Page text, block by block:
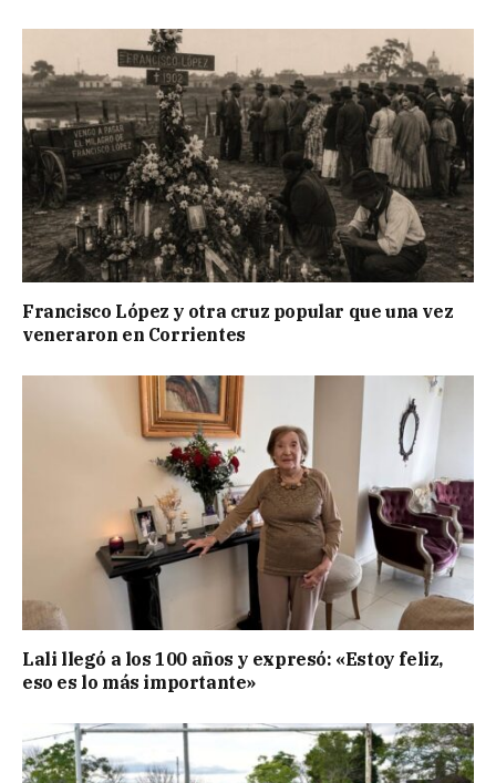
Francisco López y otra cruz popular que una vez
veneraron en Corrientes
Lali llegó a los 100 años y expresó: «Estoy feliz,
eso es lo más importante»